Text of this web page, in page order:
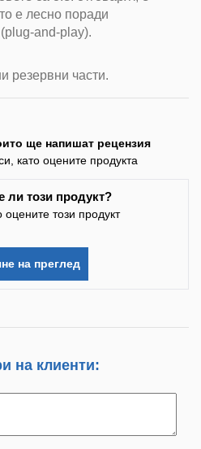
е лесно поради
and-play).
резервни части.
ще напишат рецензия
като оцените продукта
ли този продукт?
оцените този продукт
на преглед
на клиенти: